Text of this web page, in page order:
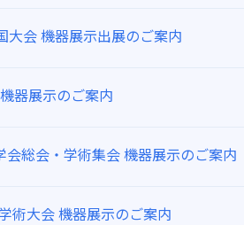
大会 機器展示出展のご案内
器展示のご案内
総会・学術集会 機器展示のご案内
術大会 機器展示のご案内